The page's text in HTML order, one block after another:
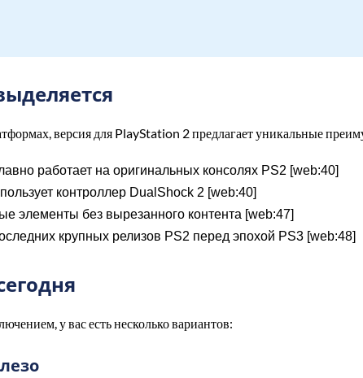
версия для PlayStation 2 предлагает уникальные
работает на оригинальных консолях PS2 [web:40]
контроллер DualShock 2 [web:40]
элементы без вырезанного контента [web:47]
крупных релизов PS2 перед эпохой PS3 [web:48]
у вас есть несколько вариантов: